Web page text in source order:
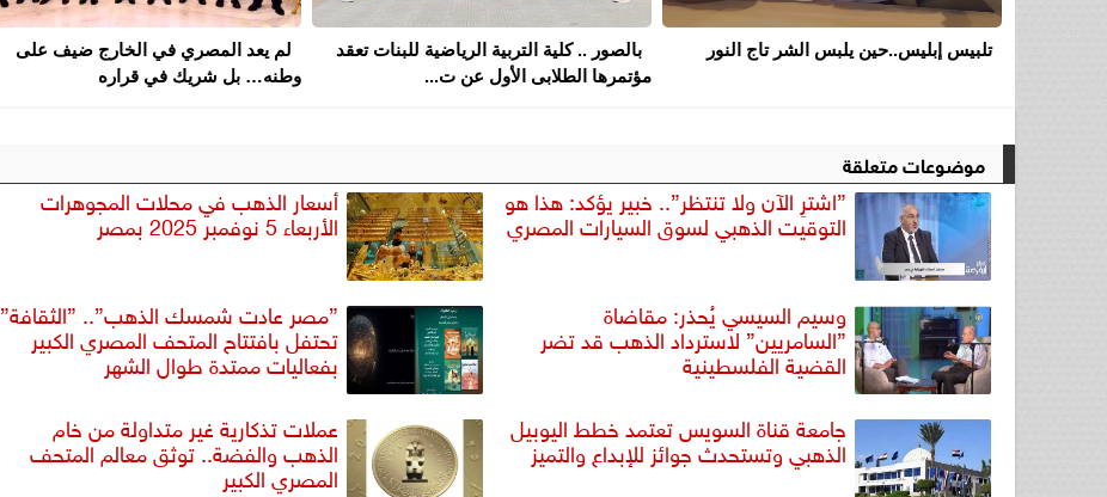
تلبيس إبليس..حين يلبس الشر تاج النور
بالصور .. كلية التربية الرياضية للبنات تعقد
مؤتمرها الطلابى الأول عن ت...
لم يعد المصري في الخارج ضيف على
وطنه… بل شريك في قراره
موضوعات متعلقة
”اشترِ الآن ولا تنتظر”.. خبير يؤكد: هذا هو
التوقيت الذهبي لسوق السيارات المصري
أسعار الذهب في محلات المجوهرات
الأربعاء 5 نوفمبر 2025 بمصر
وسيم السيسي يُحذر: مقاضاة
”السامريين” لاسترداد الذهب قد تضر
القضية الفلسطينية
”مصر عادت شمسك الذهب”.. ”الثقافة”
تحتفل بافتتاح المتحف المصري الكبير
بفعاليات ممتدة طوال الشهر
جامعة قناة السويس تعتمد خطط اليوبيل
الذهبي وتستحدث جوائز للإبداع والتميز
عملات تذكارية غير متداولة من خام
الذهب والفضة.. توثق معالم المتحف
المصري الكبير